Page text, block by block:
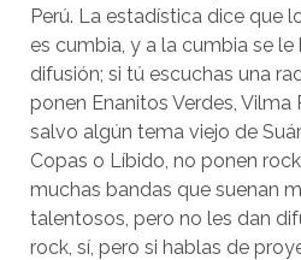
Perú. La estadística dice que
es cumbia, y a la cumbia se
difusión; si tú escuchas una
ponen Enanitos Verdes, Vilma
salvo algún tema viejo de
Copas o Líbido, no ponen
muchas bandas que suenan
talentosos, pero no les dan
rock, sí, pero si hablas de